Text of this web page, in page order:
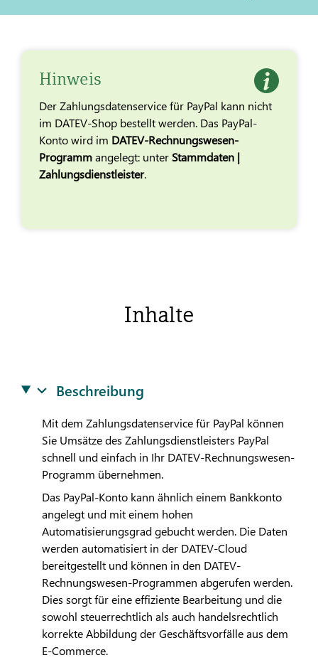
Hinweis
Der Zahlungsdatenservice für PayPal kann nicht
im DATEV-Shop bestellt werden. Das PayPal-
Konto wird im DATEV-Rechnungswesen-
Programmangelegt: unter Stammdaten |
Zahlungsdienstleister.
Inhalte
Beschreibung
Mit dem Zahlungsdatenservice für PayPal können
Sie Umsätze des Zahlungsdienstleisters PayPal
schnell und einfach in Ihr DATEV-Rechnungswesen-
Programm übernehmen.
Das PayPal-Konto kann ähnlich einem Bankkonto
angelegt und mit einem hohen
Automatisierungsgrad gebucht werden. Die Daten
werden automatisiert in der DATEV-Cloud
bereitgestellt und können in den DATEV-
Rechnungswesen-Programmen abgerufen werden.
Dies sorgt für eine effiziente Bearbeitung und die
sowohl steuerrechtlich als auch handelsrechtlich
korrekte Abbildung der Geschäftsvorfälle aus dem
E-Commerce.